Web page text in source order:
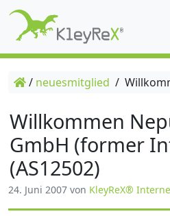
/ neuesmitglied /
Willkommen
GmbH (former
(AS12502)
24. Juni 2007 von KleyReX®